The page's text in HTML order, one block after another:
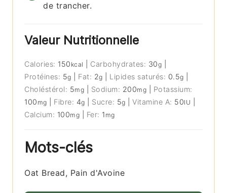
de trancher.
Valeur Nutritionnelle
Calories: 150 kcal Carbohydrates: 30g
Protéines: 5g Fat: 2g Lipides saturés: 0.5g
Choléstérol: 5mg Sodium: 200mg
Potassium:
100 mg Fibre: 4g Sucre: 5g |Vitamine A: 50IU
Calcium: 100mg Fer: 1 mg
Mots-clés
Oat Bread, Pain d'Avoine